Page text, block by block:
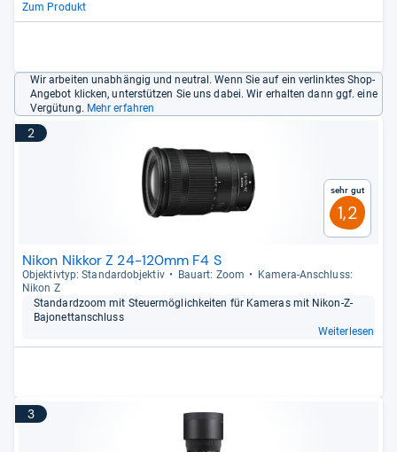
Zum Produkt
Wir arbeiten unabhängig und neutral. Wenn Sie auf ein verlinktes Shop-
Angebot klicken, unterstützen Sie uns dabei. Wir erhalten dann ggf. eine
Vergütung. Mehr erfahren
2
Sehr gut
1,2
Nikon Nikkor Z 24-120mm F4 S
Objek­tiv­typ: Stan­dar­d­ob­jek­tiv Bau­art: Zoom
Kamera-​Anschluss:
Nikon Z
Stan­dard­zoom mit Steu­er­mög­lich­kei­ten für Kame­ras mit Nikon-​Z-​
Bajo­net­t­an­schluss
Weiterlesen
3